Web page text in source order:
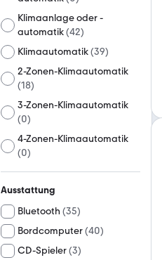
Klimaanlage oder -
automatik(42)
Klimaautomatik(39)
2-Zonen-Klimaautomatik
(18)
3-Zonen-Klimaautomatik
(0)
4-Zonen-Klimaautomatik
(0)
Ausstattung
Bluetooth (35)
Bordcomputer(40)
CD-Spieler(3)